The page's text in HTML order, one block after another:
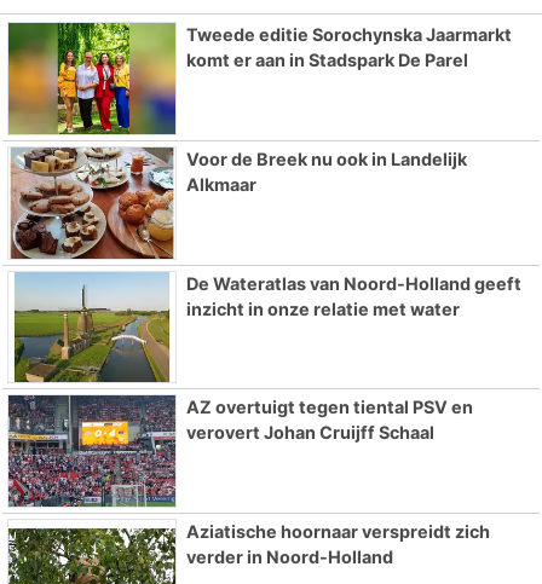
Tweede editie Sorochynska Jaarmarkt
komt er aan in Stadspark De Parel
Voor de Breek nu ook in Landelijk
Alkmaar
De Wateratlas van Noord-Holland geeft
inzicht in onze relatie met water
AZ overtuigt tegen tiental PSV en
verovert Johan Cruijff Schaal
Aziatische hoornaar verspreidt zich
verder in Noord-Holland